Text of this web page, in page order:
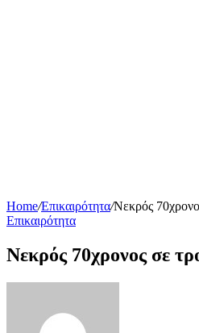
Home/Επικαιρότητα/Νεκρός
Επικαιρότητα
Νεκρός 70χρονος σε